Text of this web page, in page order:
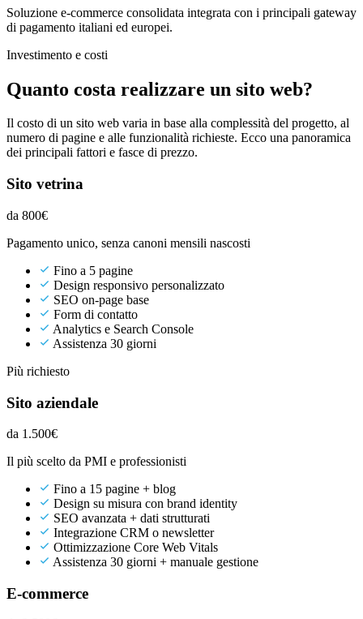
Soluzione e-commerce consolidata integrata con i principali gateway
di pagamento italiani ed europei.
Investimento e costi
Quanto costa realizzare un sito web?
Il costo di un sito web varia in base alla complessità del progetto, al
numero di pagine e alle funzionalità richieste. Ecco una panoramica
dei principali fattori e fasce di prezzo.
Sito vetrina
da 800€
Pagamento unico, senza canoni mensili nascosti
Fino a 5 pagine
Design responsivo personalizzato
SEO on-page base
Form di contatto
Analytics e Search Console
Assistenza 30 giorni
Più richiesto
Sito aziendale
da 1.500€
Il più scelto da PMI e professionisti
Fino a 15 pagine + blog
Design su misura con brand identity
SEO avanzata + dati strutturati
Integrazione CRM o newsletter
Ottimizzazione Core Web Vitals
Assistenza 30 giorni + manuale gestione
E-commerce